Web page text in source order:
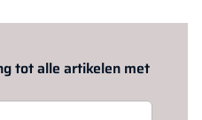
tot alle artikelen met